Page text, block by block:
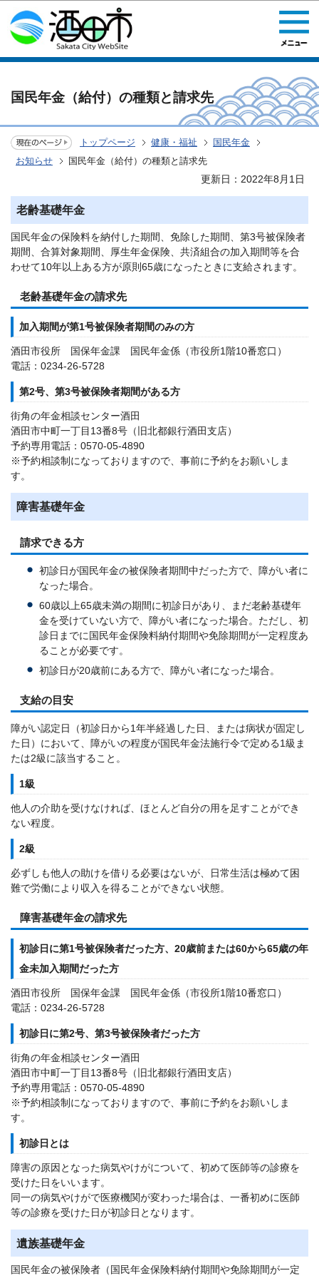
このページの本文へ移動
国民年金（給付）の種類と請求先
トップページ 健康・福祉
国民年金
お知らせ
国民年金（給付）の種類と請求先
更新日：2022年8月1日
老齢基礎年金
国民年金の保険料を納付した期間、免除した期間、第3号被保険者
期間、合算対象期間、厚生年金保険、共済組合の加入期間等を合
わせて10年以上ある方が原則65歳になったときに支給されます。
老齢基礎年金の請求先
加入期間が第1号被保険者期間のみの方
酒田市役所 国保年金課 国民年金係（市役所1階10番窓口）
電話：0234-26-5728
第2号、第3号被保険者期間がある方
街角の年金相談センター酒田
酒田市中町一丁目13番8号（旧北都銀行酒田支店）
予約専用電話：0570-05-4890
※予約相談制になっておりますので、事前に予約をお願いしま
す。
障害基礎年金
請求できる方
初診日が国民年金の被保険者期間中だった方で、障がい者に
なった場合。
60歳以上65歳未満の期間に初診日があり、まだ老齢基礎年
金を受けていない方で、障がい者になった場合。ただし、初
診日までに国民年金保険料納付期間や免除期間が一定程度あ
ることが必要です。
初診日が20歳前にある方で、障がい者になった場合。
支給の目安
障がい認定日（初診日から1年半経過した日、または病状が固定し
た日）において、障がいの程度が国民年金法施行令で定める1級ま
たは2級に該当すること。
1級
他人の介助を受けなければ、ほとんど自分の用を足すことができ
ない程度。
2級
必ずしも他人の助けを借りる必要はないが、日常生活は極めて困
難で労働により収入を得ることができない状態。
障害基礎年金の請求先
初診日に第1号被保険者だった方、20歳前または60から65歳の年
金未加入期間だった方
酒田市役所 国保年金課 国民年金係（市役所1階10番窓口）
電話：0234-26-5728
初診日に第2号、第3号被保険者だった方
街角の年金相談センター酒田
酒田市中町一丁目13番8号（旧北都銀行酒田支店）
予約専用電話：0570-05-4890
※予約相談制になっておりますので、事前に予約をお願いしま
す。
初診日とは
障害の原因となった病気やけがについて、初めて医師等の診療を
受けた日をいいます。
同一の病気やけがで医療機関が変わった場合は、一番初めに医師
等の診療を受けた日が初診日となります。
遺族基礎年金
国民年金の被保険者（国民年金保険料納付期間や免除期間が一定